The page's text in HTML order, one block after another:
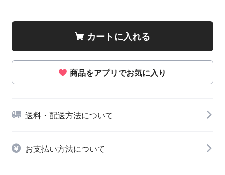
カートに入れる
商品をアプリでお気に入り
送料・配送方法について
お支払い方法について